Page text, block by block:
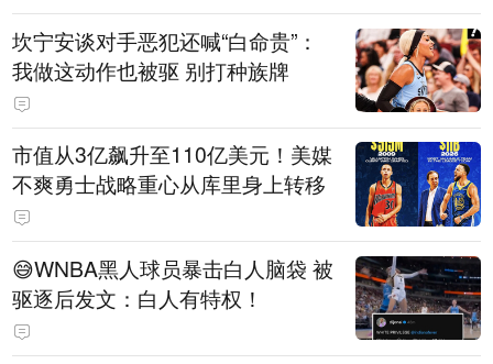
坎宁安谈对手恶犯还喊“白命贵”：
我做这动作也被驱 别打种族牌
市值从3亿飙升至110亿美元！美媒
不爽勇士战略重心从库里身上转移
😅WNBA黑人球员暴击白人脑袋 被
驱逐后发文：白人有特权！